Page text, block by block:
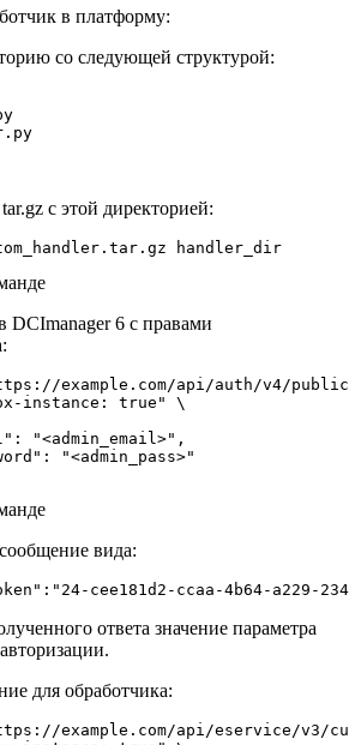
в платформу:
со следующей структурой:
с этой директорией:
handler_dir
DCImanager 6 с правами
example.com/api/auth/v4/
instance: true" \
"<admin_email>",
"<admin_pass>"
вида:
cee181d2-ccaa-4b64-a229-
ответа значение параметра
для обработчика:
example.com/api/eservice/v3/